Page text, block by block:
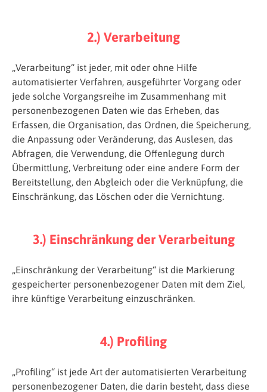
2.) Verarbeitung
„Verarbeitung“ ist jeder, mit oder ohne Hilfe
automatisierter Verfahren, ausgeführter Vorgang oder
jede solche Vorgangsreihe im Zusammenhang mit
personenbezogenen Daten wie das Erheben, das
Erfassen, die Organisation, das Ordnen, die Speicherung,
die Anpassung oder Veränderung, das Auslesen, das
Abfragen, die Verwendung, die Offenlegung durch
Übermittlung, Verbreitung oder eine andere Form der
Bereitstellung, den Abgleich oder die Verknüpfung, die
Einschränkung, das Löschen oder die Vernichtung.
3.) Einschränkung der Verarbeitung
„Einschränkung der Verarbeitung“ ist die Markierung
gespeicherter personenbezogener Daten mit dem Ziel,
ihre künftige Verarbeitung einzuschränken.
4.) Profiling
„Profiling“ ist jede Art der automatisierten Verarbeitung
personenbezogener Daten, die darin besteht, dass diese